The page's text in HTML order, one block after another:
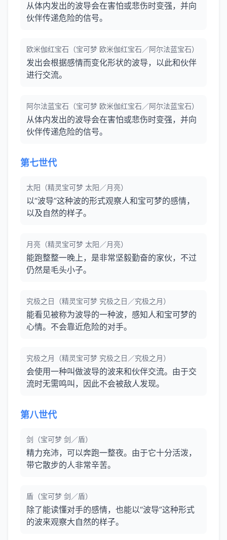
从体内发出的波导会在害怕或悲伤时变强，并向
伙伴传递危险的信号。
欧米伽红宝石（宝可梦 欧米伽红宝石／阿尔法蓝宝石）
发出会根据感情而变化形状的波导，以此和伙伴
进行交流。
阿尔法蓝宝石（宝可梦 欧米伽红宝石／阿尔法蓝宝石）
从体内发出的波导会在害怕或悲伤时变强，并向
伙伴传递危险的信号。
第七世代
太阳（精灵宝可梦 太阳／月亮）
以“波导”这种波的形式观察人和宝可梦的感情，
以及自然的样子。
月亮（精灵宝可梦 太阳／月亮）
能跑整整一晚上，是非常坚毅勤奋的家伙，不过
仍然是毛头小子。
究极之日（精灵宝可梦 究极之日／究极之月）
能看见被称为波导的一种波，感知人和宝可梦的
心情。不会靠近危险的对手。
究极之月（精灵宝可梦 究极之日／究极之月）
会使用一种叫做波导的波来和伙伴交流。由于交
流时无需鸣叫，因此不会被敌人发现。
第八世代
剑（宝可梦 剑／盾）
精力充沛，可以奔跑一整夜。由于它十分活泼，
带它散步的人非常辛苦。
盾（宝可梦 剑／盾）
除了能读懂对手的感情，也能以“波导”这种形式
的波来观察大自然的样子。